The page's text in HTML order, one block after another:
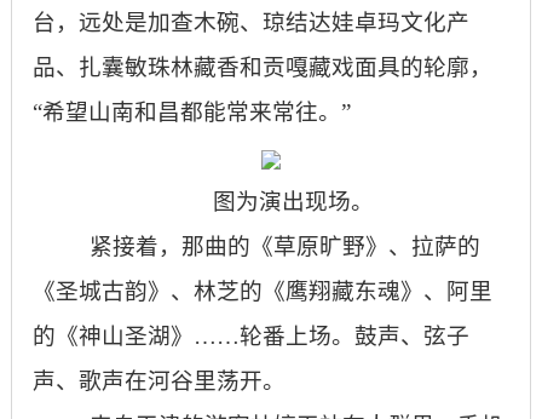
台，远处是加查木碗、琼结达娃卓玛文化产
品、扎囊敏珠林藏香和贡嘎藏戏面具的轮廓，
“希望山南和昌都能常来常往。”
图为演出现场。
紧接着，那曲的《草原旷野》、拉萨的
《圣城古韵》、林芝的《鹰翔藏东魂》、阿里
的《神山圣湖》……轮番上场。鼓声、弦子
声、歌声在河谷里荡开。